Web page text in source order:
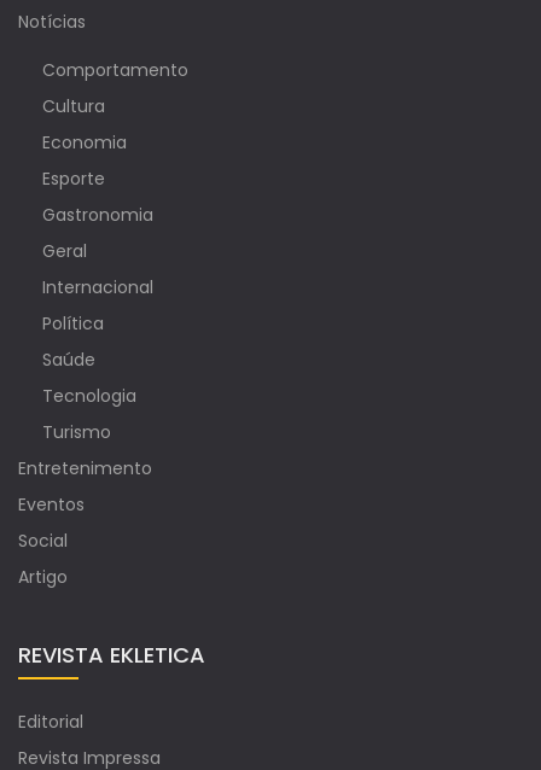
Notícias
Comportamento
Cultura
Economia
Esporte
Gastronomia
Geral
Internacional
Política
Saúde
Tecnologia
Turismo
Entretenimento
Eventos
Social
Artigo
REVISTA EKLETICA
Editorial
Revista Impressa